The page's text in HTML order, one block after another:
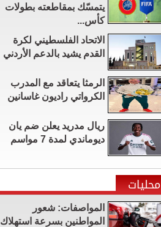
يتمسّك بمقاطعته بطولات
كأس...
الاتحاد الفلسطيني لكرة
القدم يشيد بالدعم الأردني
الرمثا يتعاقد مع المدرب
الكرواتي راديون غاسانين
ريال مدريد يعلن ضم يان
ديوماندي لمدة 7 مواسم
محليات
المواصفات: شعور
المواطنين بسرعة استهلاك